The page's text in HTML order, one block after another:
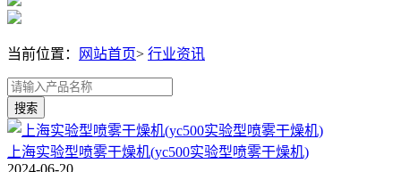
当前位置： 网站首页> 行业资讯
上海实验型喷雾干燥机(yc500实验型喷雾干燥机)
2024-06-20